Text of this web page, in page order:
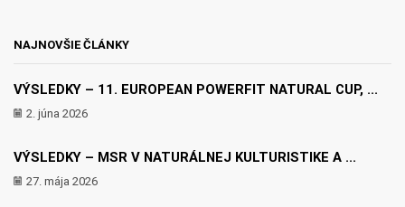
NAJNOVŠIE ČLÁNKY
VÝSLEDKY – 11. EUROPEAN POWERFIT NATURAL CUP, ...
2. júna 2026
VÝSLEDKY – MSR V NATURÁLNEJ KULTURISTIKE A ...
27. mája 2026